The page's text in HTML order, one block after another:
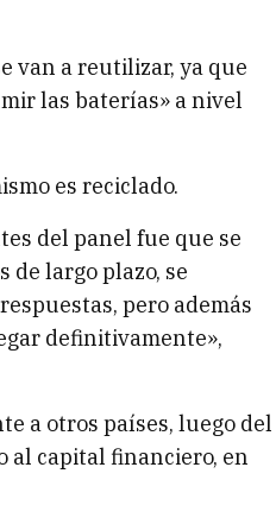
van a reutilizar, ya que
las baterías» a nivel
es reciclado.
del panel fue que se
de largo plazo, se
pero además
definitivamente»,
a otros países, luego del
al capital financiero, en